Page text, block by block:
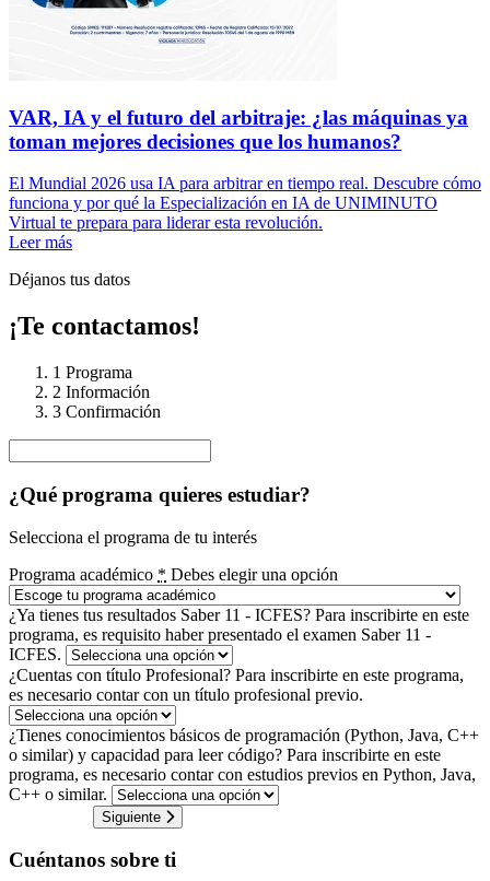
VAR, IA y el futuro del arbitraje: ¿las máquinas ya
toman mejores decisiones que los humanos?
El Mundial 2026 usa IA para arbitrar en tiempo real. Descubre cómo
funciona y por qué la Especialización en IA de UNIMINUTO
Virtual te prepara para liderar esta revolución.
Leer más
Déjanos tus datos
¡Te contactamos!
1 Programa
2 Información
3 Confirmación
¿Qué programa quieres estudiar?
Selecciona el programa de tu interés
Programa académico * Debes elegir una opción
¿Ya tienes tus resultados Saber 11 - ICFES? Para inscribirte en este
programa, es requisito haber presentado el examen Saber 11 -
ICFES.
¿Cuentas con título Profesional? Para inscribirte en este programa,
es necesario contar con un título profesional previo.
¿Tienes conocimientos básicos de programación (Python, Java, C++
o similar) y capacidad para leer código? Para inscribirte en este
programa, es necesario contar con estudios previos en Python, Java,
C++ o similar.
Siguiente
Cuéntanos sobre ti